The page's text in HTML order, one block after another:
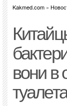
Kakmed.com »
вони в